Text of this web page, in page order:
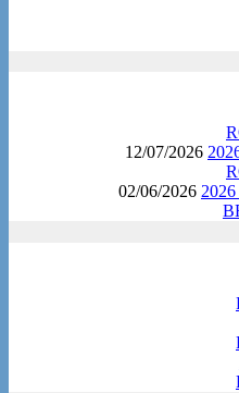
12/07/2026
02/06/2026